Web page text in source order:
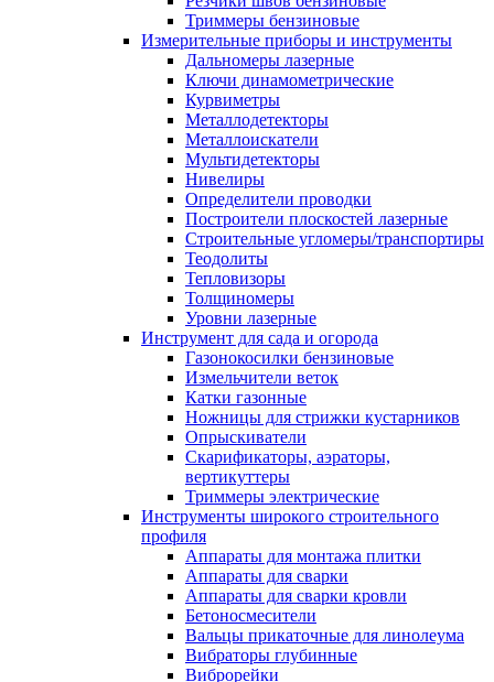
Триммеры бензиновые
Измерительные приборы и инструменты
Дальномеры лазерные
Ключи динамометрические
Курвиметры
Металлодетекторы
Металлоискатели
Мультидетекторы
Нивелиры
Определители проводки
Построители плоскостей лазерные
Строительные угломеры/транспортиры
Теодолиты
Тепловизоры
Толщиномеры
Уровни лазерные
Инструмент для сада и огорода
Газонокосилки бензиновые
Измельчители веток
Катки газонные
Ножницы для стрижки кустарников
Опрыскиватели
Скарификаторы, аэраторы,
вертикуттеры
Триммеры электрические
Инструменты широкого строительного
профиля
Аппараты для монтажа плитки
Аппараты для сварки
Аппараты для сварки кровли
Бетоносмесители
Вальцы прикаточные для линолеума
Вибраторы глубинные
Виброрейки